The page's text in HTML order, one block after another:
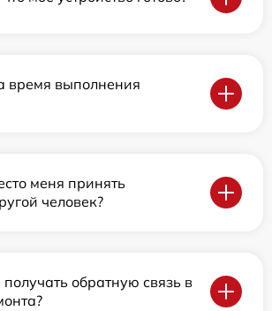
время выполнения
меня принять
человек?
обратную связь в